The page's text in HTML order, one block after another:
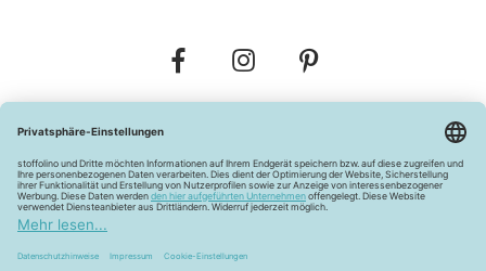
Widerrufsbelehrung Vertrag widerrufen
Barrierefreiheitserklärung